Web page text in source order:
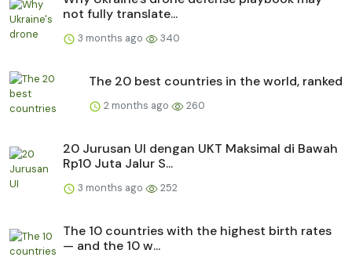
not fully translate...
3 months ago 340
The 20 best countries in the world, ranked
2 months ago 260
20 Jurusan UI dengan UKT Maksimal di Bawah
Rp10 Juta Jalur S...
3 months ago 252
The 10 countries with the highest birth rates
— and the 10 w...